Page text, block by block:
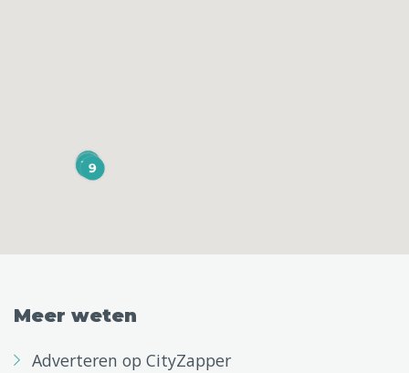
Meer weten
Adverteren op CityZapper